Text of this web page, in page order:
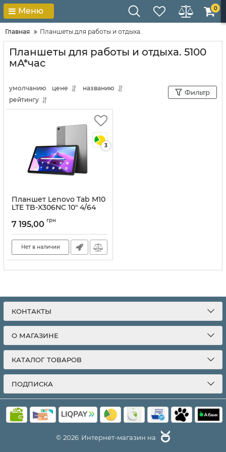
Меню 0
Главная Планшеты для работы и отдыха.
Планшеты для работы и отдыха. 5100
мА*час
умолчанию цене
названию
рейтингу
Фильтр
3
Планшет Lenovo Tab M10
LTE TB-X306NC 10" 4/64
Артикул:10018
7 195,00 грн
Нет в наличии
КОНТАКТЫ
О МАГАЗИНЕ
КАТАЛОГ ТОВАРОВ
ПОДПИСКА
© 2026 Интернет-магазин на